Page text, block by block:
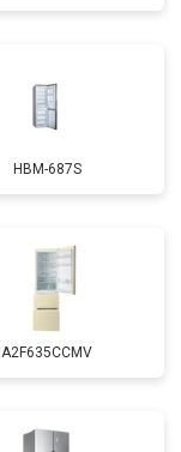
HBM-687S
A2F635CCMV